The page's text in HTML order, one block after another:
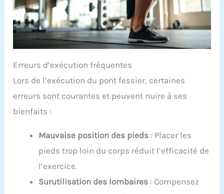
Erreurs d’exécution fréquentes
Lors de l’exécution du pont fessier, certaines
erreurs sont courantes et peuvent nuire à ses
bienfaits :
Mauvaise position des pieds : Placer les
pieds trop loin du corps réduit l’efficacité de
l’exercice.
Surutilisation des lombaires : Compensez